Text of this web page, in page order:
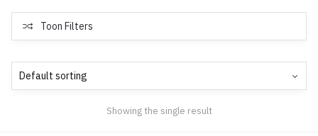
Toon Filters
Showing the single result